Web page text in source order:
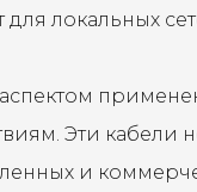
для локальных
Эти кабели
и